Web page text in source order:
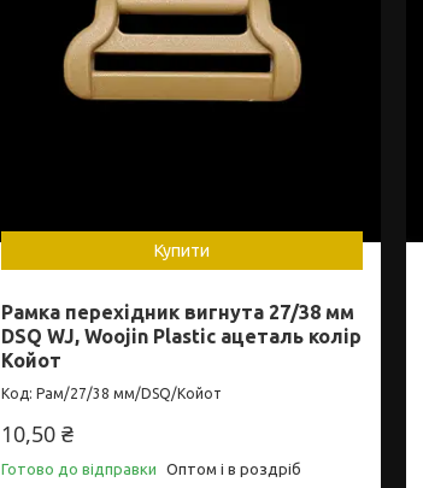
Купити
Рамка перехідник вигнута 27/38 мм
DSQ WJ, Woojin Plastic ацеталь колір
Койот
Рам/27/38 мм/DSQ/Койот
10,50 ₴
Готово до відправки Оптом і в роздріб